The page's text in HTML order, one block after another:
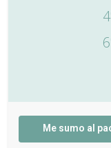
Me sumo al